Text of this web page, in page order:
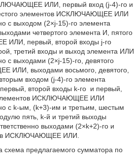
ИЛИ, первый вход (j-4)-го и
элементов ИСКЛЮЧАЮЩЕЕ ИЛИ
с выходом (2×j-15)-го элемента
четвертого элемента И, пятого
первый, второй входы j-го
третий входы и выход элемента ИЛИ
с выходами (2×j-15)-го, девятого
ИЛИ, выходами восьмого, девятого,
входом (j-4)-го элемента
второй входы k-го и первый,
элементов ИСКЛЮЧАЮЩЕЕ ИЛИ
с k-ым, (k+3)-им и третьим, шестым
пять, k-й и третий выходы
выходами (2×k+2)-го и
ИСКЛЮЧАЮЩЕЕ ИЛИ.
схема предлагаемого сумматора по